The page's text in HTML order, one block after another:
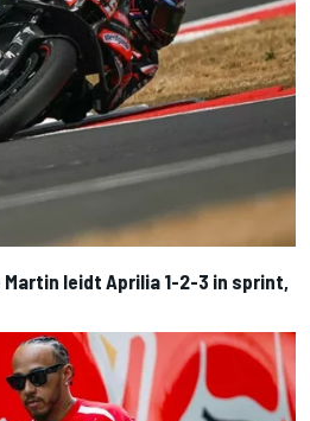
Martin leidt Aprilia 1-2-3 in sprint,